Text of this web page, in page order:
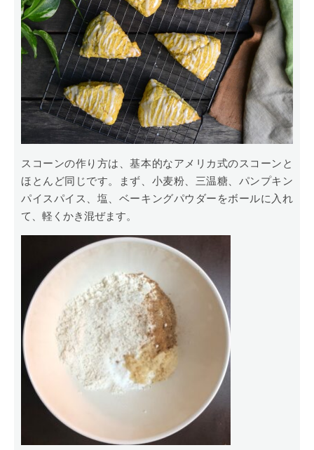
スコーンの作り方は、基本的なアメリカ式のスコーンと
ほとんど同じです。まず、小麦粉、三温糖、パンプキン
パイスパイス、塩、ベーキングパウダーをボールに入れ
て、軽くかき混ぜます。